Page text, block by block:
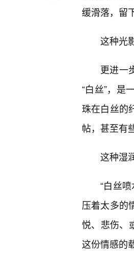
缓滑落，留
这种光
更进一
“白丝”，是
珠在白丝的
帖，甚至有
这种湿
“白丝
压着太多的
悦、悲伤、
这份情感的